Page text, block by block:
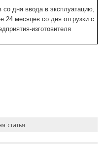
со дня ввода в эксплуатацию,
24 месяцев со дня отгрузки с
изготовителя
статья